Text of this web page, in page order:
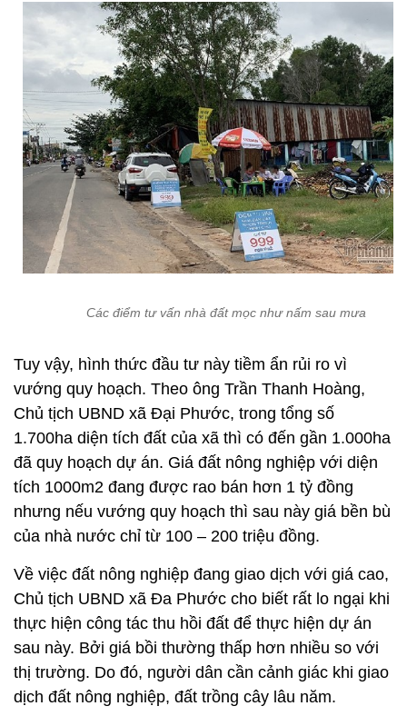
Các điểm tư vấn nhà đất mọc như nấm sau mưa
Tuy vậy, hình thức đầu tư này tiềm ẩn rủi ro vì
vướng quy hoạch. Theo ông Trần Thanh Hoàng,
Chủ tịch UBND xã Đại Phước, trong tổng số
1.700ha diện tích đất của xã thì có đến gần 1.000ha
đã quy hoạch dự án. Giá đất nông nghiệp với diện
tích 1000m2 đang được rao bán hơn 1 tỷ đồng
nhưng nếu vướng quy hoạch thì sau này giá bền bù
của nhà nước chỉ từ 100 – 200 triệu đồng.
Về việc đất nông nghiệp đang giao dịch với giá cao,
Chủ tịch UBND xã Đa Phước cho biết rất lo ngại khi
thực hiện công tác thu hồi đất để thực hiện dự án
sau này. Bởi giá bồi thường thấp hơn nhiều so với
thị trường. Do đó, người dân cần cảnh giác khi giao
dịch đất nông nghiệp, đất trồng cây lâu năm.